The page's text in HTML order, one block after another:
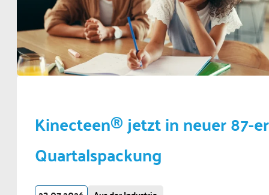
Kinecteen® jetzt in neuer 87-er
Quartalspackung